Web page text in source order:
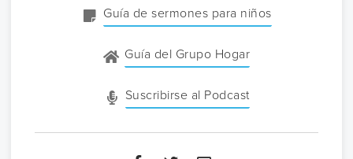
Guía de sermones para niños
Guía del Grupo Hogar
Suscribirse al Podcast